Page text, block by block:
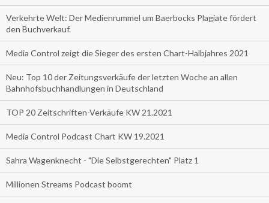
Verkehrte Welt: Der Medienrummel um Baerbocks Plagiate fördert
den Buchverkauf.
Media Control zeigt die Sieger des ersten Chart-Halbjahres 2021
Neu: Top 10 der Zeitungsverkäufe der letzten Woche an allen
Bahnhofsbuchhandlungen in Deutschland
TOP 20 Zeitschriften-Verkäufe KW 21.2021
Media Control Podcast Chart KW 19.2021
Sahra Wagenknecht - "Die Selbstgerechten" Platz 1
Millionen Streams Podcast boomt